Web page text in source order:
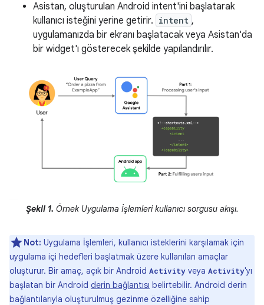
Asistan, oluşturulan Android intent'ini başlatarak
kullanıcı isteğini yerine getirir. intent ,
uygulamanızda bir ekranı başlatacak veya Asistan'da
bir widget'ı gösterecek şekilde yapılandırılır.
Şekil 1. Örnek Uygulama İşlemleri kullanıcı sorgusu akışı.
Not: Uygulama İşlemleri, kullanıcı isteklerini karşılamak için
uygulama içi hedefleri başlatmak üzere kullanılan amaçlar
oluşturur. Bir amaç, açık bir Android Activity veya Activity'yı
başlatan bir Android derin bağlantısı belirtebilir. Android derin
bağlantılarıyla oluşturulmuş gezinme özelliğine sahip